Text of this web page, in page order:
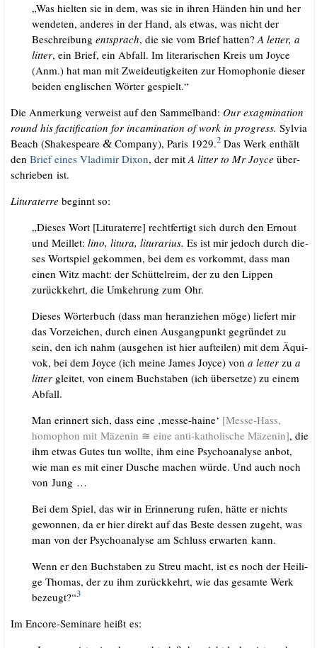
„Was hiel­ten sie in dem, was sie in ihren Hän­den hin und her
wen­de­ten, ande­res in der Hand, als etwas, was nicht der
Beschrei­bung ent­sprach, die sie vom Brief hat­ten?A let­ter, a
lit­ter, ein Brief, ein Abfall. Im lite­ra­ri­schen Kreis um Joy­ce
(Anm.) hat man mit Zwei­deu­tig­kei­ten zur Homo­pho­nie die­ser
bei­den eng­li­schen Wör­ter gespielt.“
Die Anmer­kung ver­weist auf den Sam­mel­band: Our exagmi­na­ti­on
round his fac­ti­fi­ca­ti­on for inca­mi­na­ti­on of work in pro­gress. Syl­via
Beach (Shake­speare &Com­pa­ny), Paris 1929.2Das Werk ent­hält
den Brief eines Vla­di­mir Dixon, der mitA lit­ter to Mr Joy­ce über­
schrie­ben ist.
Litu­ra­terre beginnt so:
„Die­ses Wort [Litu­ra­terre] recht­fer­tigt sich durch den Ern­out
und Meil­let: lino, litu­ra, liturari­us. Es ist mir jedoch durch die­
ses Wort­spiel gekom­men, bei dem es vor­kommt, dass man
einen Witz macht: der Schüt­tel­reim, der zu den Lip­pen
zurück­kehrt, die Umkeh­rung zum Ohr.
Die­ses Wör­ter­buch (dass man her­an­zie­hen möge) lie­fert mir
das Vor­zei­chen, durch einen Aus­gang­punkt gegrün­det zu
sein, den ich nahm (aus­ge­hen ist hier auf­tei­len) mit dem Äqui­
vok, bei dem Joy­ce (ich mei­ne James Joy­ce) von a let­terzu a
lit­ter glei­tet, von einem Buch­sta­ben (ich über­set­ze) zu einem
Abfall.
Man erin­nert sich, dass eine ‚mes­se-hai­ne‘ [Mes­se-Hass,
homo­phon mit Mäze­nin ≅ eine anti-katho­li­sche Mäze­nin], die
ihm etwas Gutes tun woll­te, ihm eine Psy­cho­ana­ly­se anbot,
wie man es mit einer Dusche machen wür­de. Und auch noch
von Jung …
Bei dem Spiel, das wir in Erin­ne­rung rufen, hät­te er nichts
gewon­nen, da er hier direkt auf das Bes­te des­sen zugeht, was
man von der Psy­cho­ana­ly­se am Schluss erwar­ten kann.
Wenn er den Buch­sta­ben zu Streu macht, ist es noch der Hei­li­
ge Tho­mas, der zu ihm zurück­kehrt, wie das gesam­te Werk
bezeugt?“3
Im Enco­re-Semi­na­re heißt es: